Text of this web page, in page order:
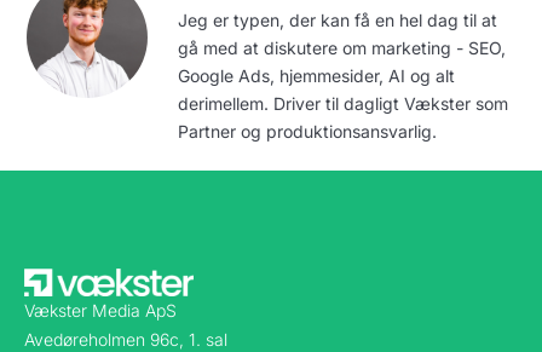
Jeg er typen, der kan få en hel dag til at
gå med at diskutere om marketing - SEO,
Google Ads, hjemmesider, AI og alt
derimellem. Driver til dagligt Vækster som
Partner og produktionsansvarlig.
Vækster Media ApS
Avedøreholmen 96c, 1. sal